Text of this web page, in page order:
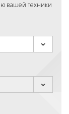
вашей техники